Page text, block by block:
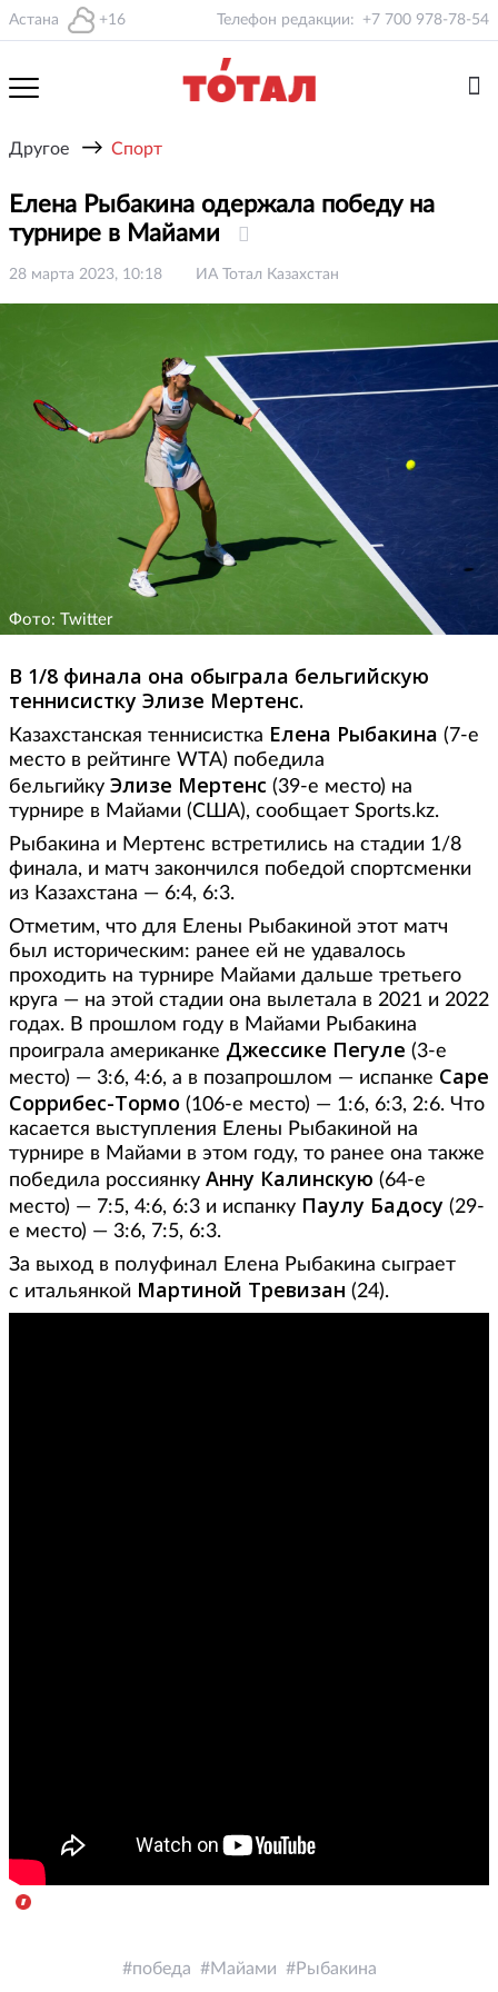
Астана +16 Телефон редакции: +7 700 978-78-54
Другое → Спорт
Елена Рыбакина одержала победу на
турнире в Майами
28 марта 2023, 10:18 ИА Тотал Казахстан
Фото: Twitter
В 1/8 финала она обыграла бельгийскую
теннисистку Элизе Мертенс.
Казахстанская теннисистка Елена Рыбакина (7-е
место в рейтинге WTA) победила
бельгийку Элизе Мертенс (39-е место) на
турнире в Майами (США), сообщает Sports.kz.
Рыбакина и Мертенс встретились на стадии 1/8
финала, и матч закончился победой спортсменки
из Казахстана — 6:4, 6:3.
Отметим, что для Елены Рыбакиной этот матч
был историческим: ранее ей не удавалось
проходить на турнире Майами дальше третьего
круга — на этой стадии она вылетала в 2021 и 2022
годах. В прошлом году в Майами Рыбакина
проиграла американке Джессике Пегуле (3-е
место) — 3:6, 4:6, а в позапрошлом — испанке Саре
Соррибес-Тормо (106-е место) — 1:6, 6:3, 2:6. Что
касается выступления Елены Рыбакиной на
турнире в Майами в этом году, то ранее она также
победила россиянку Анну Калинскую (64-е
место) — 7:5, 4:6, 6:3 и испанку Паулу Бадосу (29-
е место) — 3:6, 7:5, 6:3.
За выход в полуфинал Елена Рыбакина сыграет
с итальянкой Мартиной Тревизан (24).
победа Майами Рыбакина